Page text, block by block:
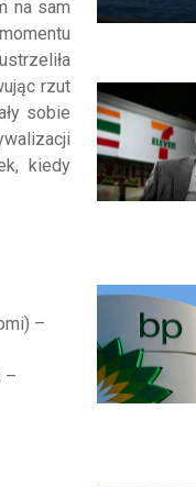
na sam
rzut
sobie
kiedy
–
–